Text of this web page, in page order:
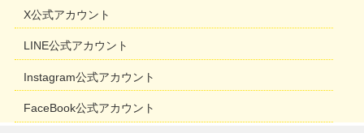
X公式アカウント
LINE公式アカウント
Instagram公式アカウント
FaceBook公式アカウント